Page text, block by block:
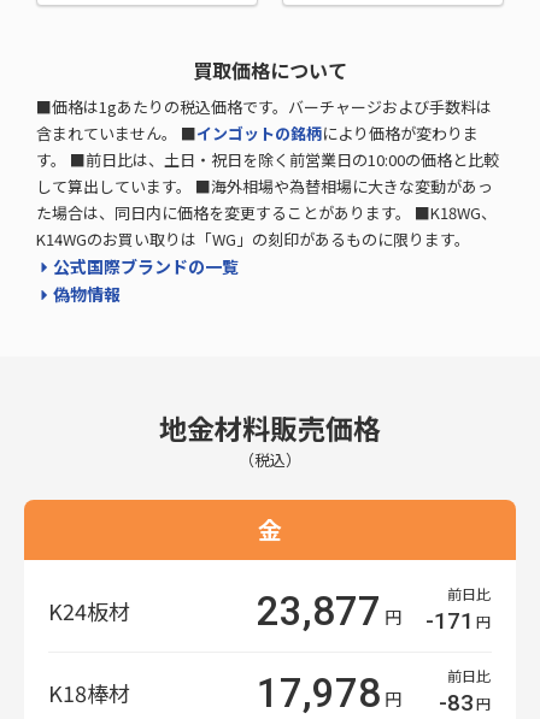
買取価格について
■価格は1gあたりの税込価格です。バーチャージおよび手数料は
含まれていません。 ■インゴットの銘柄により価格が変わりま
す。 ■前日比は、土日・祝日を除く前営業日の10:00の価格と比較
して算出しています。 ■海外相場や為替相場に大きな変動があっ
た場合は、同日内に価格を変更することがあります。 ■K18WG、
K14WGのお買い取りは「WG」の刻印があるものに限ります。
公式国際ブランドの一覧
偽物情報
地金材料販売価格
（税込）
金
K24板材 23,877 円
前日比
-171 円
K18棒材 17,978 円
前日比
-83円